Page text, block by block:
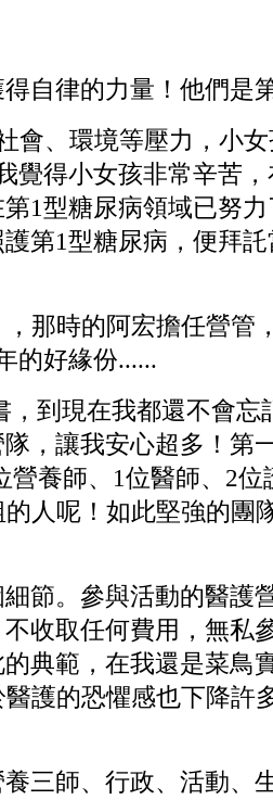
律的力量！他們是
、環境等壓力，小女
得小女孩非常辛苦
1型糖尿病領域已努
第1型糖尿病，便拜
時的阿宏擔任營管
的好緣份......
現在我都還不會忘
，讓我安心超多！第
養師、1位醫師、2
人呢！如此堅強的團
。參與活動的醫護
收取任何費用，無私
典範，在我還是菜鳥
護的恐懼感也下降許
師、行政、活動、